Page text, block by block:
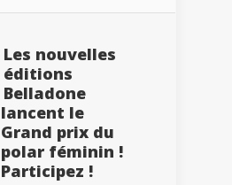
Les nouvelles
éditions
Belladone
lancent le
Grand prix du
polar féminin !
Participez !